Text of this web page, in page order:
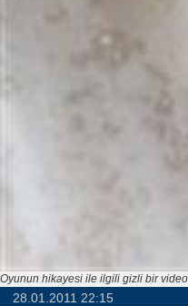
Oyunun hikayesi ile ilgili gizli bir
28.01.2011 22:15